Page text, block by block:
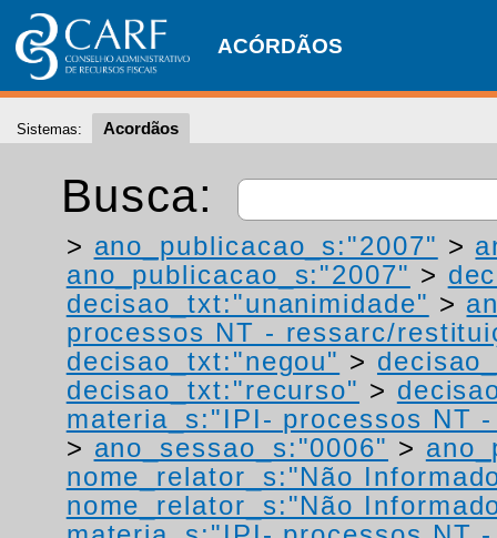
ACÓRDÃOS
Sistemas: Acordãos
Busca:
> ano_publicacao_s:"2007" >
ano_publicacao_s:"2007" >
decisao_txt:"unanimidade" >
processos NT - ressarc/
decisao_txt:"negou" >
decisao_txt:"recurso" >
materia_s:"IPI- processos NT
> ano_sessao_s:"0006" >
nome_relator_s:"Não
nome_relator_s:"Não